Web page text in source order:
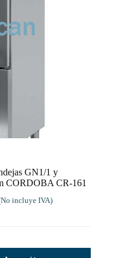
GN1/1 y
CORDOBA CR-161
incluye IVA)